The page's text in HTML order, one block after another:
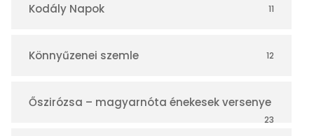
Kodály Napok 11
Könnyűzenei szemle 12
Őszirózsa – magyarnóta énekesek versenye
23